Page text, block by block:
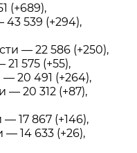
(+689),
539 (+294),
— 22 586 (+250),
575 (+55),
20 491 (+264),
— 20 312 (+87),
17 867 (+146),
— 14 633 (+26),